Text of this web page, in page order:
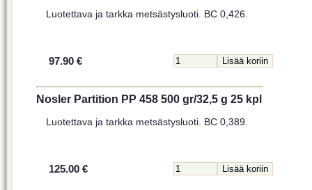
Luotettava ja tarkka metsästysluoti. BC 0,426.
97.90 €
Nosler Partition PP 458 500 gr/32,5 g 25 kpl
Luotettava ja tarkka metsästysluoti. BC 0,389.
125.00 €